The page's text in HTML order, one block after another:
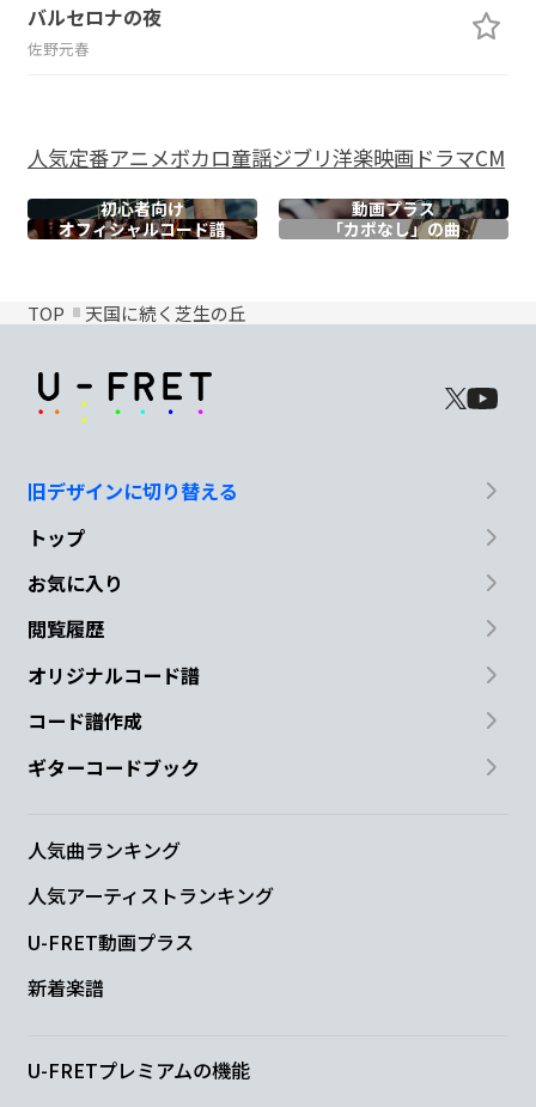
バルセロナの夜
佐野元春
人気定番アニメボカロ童謡ジブリ洋楽映画ドラマCM
初心者向け
動画プラス
オフィシャルコード譜 「カポなし」の曲
TOP 天国に続く芝生の丘
旧デザインに切り替える
トップ
お気に入り
閲覧履歴
オリジナルコード譜
コード譜作成
ギターコードブック
人気曲ランキング
人気アーティストランキング
U-FRET動画プラス
新着楽譜
U-FRETプレミアムの機能